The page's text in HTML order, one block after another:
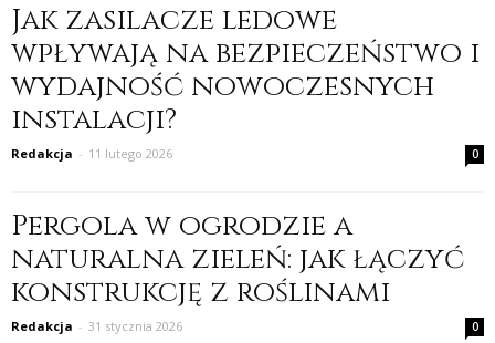
Jak zasilacze ledowe
wpływają na bezpieczeństwo i
wydajność nowoczesnych
instalacji?
Redakcja - 11 lutego 2026 0
Pergola w ogrodzie a
naturalna zieleń: jak łączyć
konstrukcję z roślinami
Redakcja - 31 stycznia 2026 0